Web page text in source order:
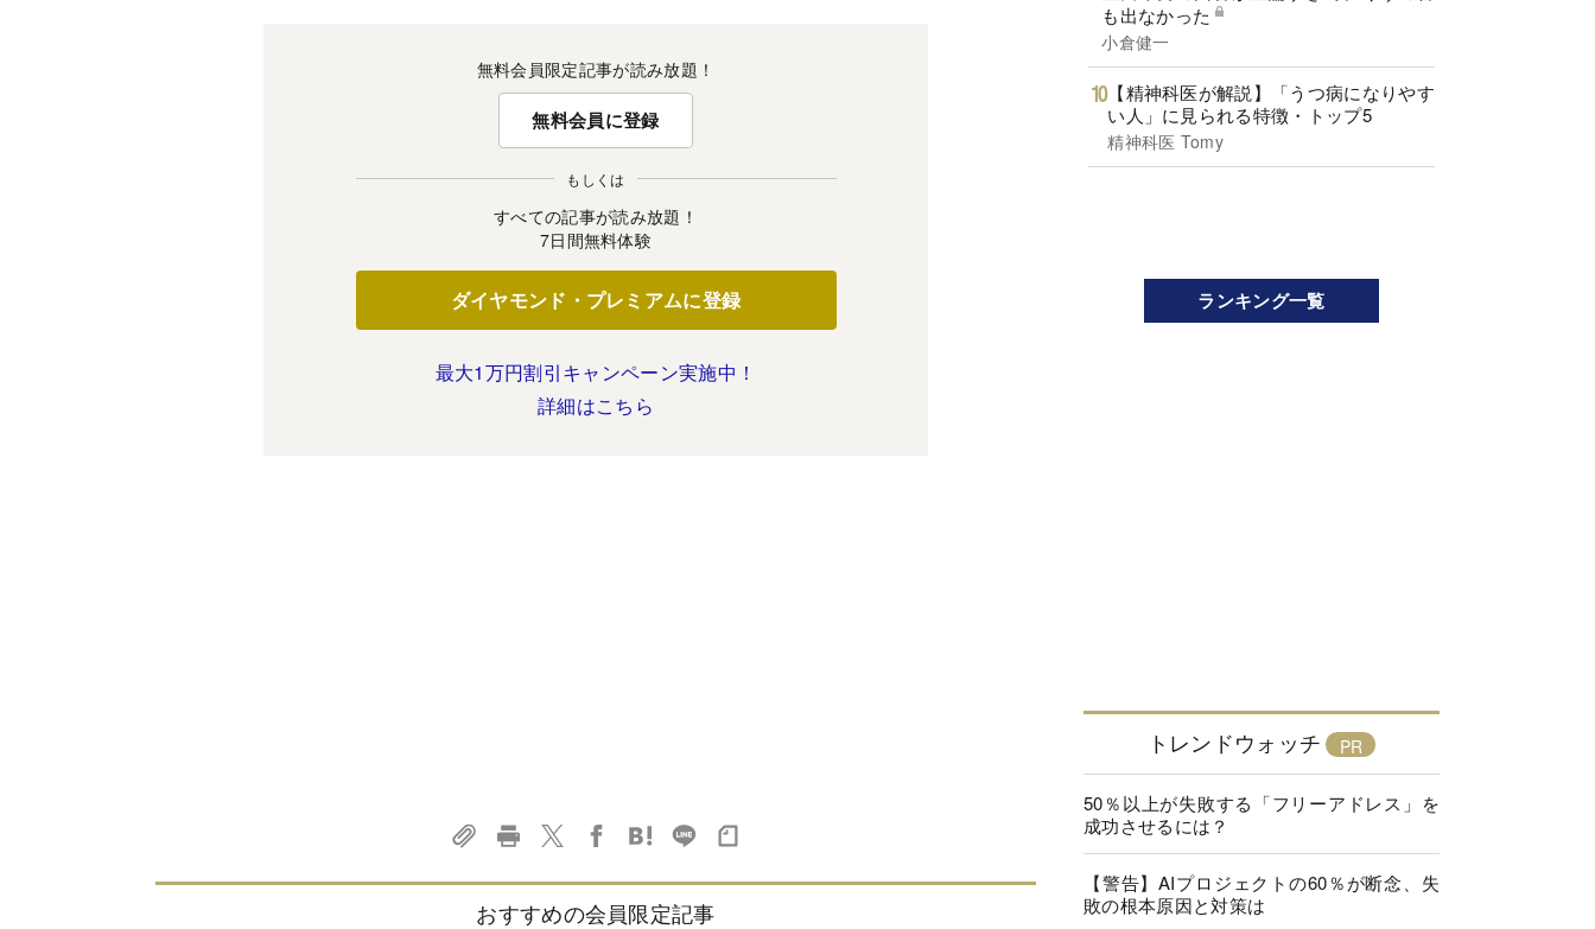
無料会員限定記事が読み放題！
無料会員に登録
もしくは
すべての記事が読み放題！
7日間無料体験
ダイヤモンド・プレミアムに登録
最大1万円割引キャンペーン実施中！
詳細はこちら
おすすめの会員限定記事
も出なかった
小倉健一
【精神科医が解説】「うつ病になりやす
い人」に見られる特徴・トップ5
精神科医 Tomy
ランキング一覧
トレンドウォッチ
50％以上が失敗する「フリーアドレス」を
成功させるには？
【警告】AIプロジェクトの60％が断念、失
敗の根本原因と対策は